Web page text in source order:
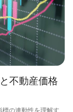
不動産価格
標の連動性を理解す